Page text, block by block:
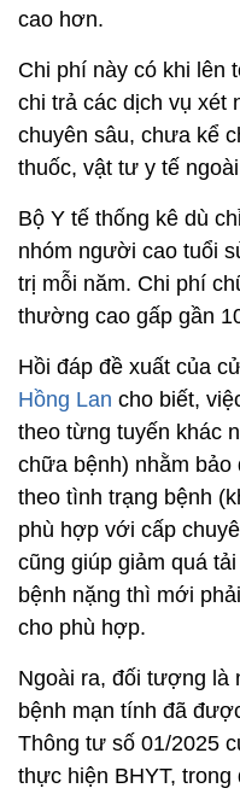
cao hơn.
Chi phí này có khi lên
chi trả các dịch vụ xét
chuyên sâu, chưa kể
thuốc, vật tư y tế
Bộ Y tế thống kê dù
nhóm người cao tuổi
trị mỗi năm. Chi phí
thường cao gấp gần
Hồi đáp đề xuất của
Hồng Lan cho biết,
theo từng tuyến khác
chữa bệnh) nhằm bảo
theo tình trạng bệnh
phù hợp với cấp
cũng giúp giảm quá
bệnh nặng thì mới
cho phù hợp.
Ngoài ra, đối tượng là
bệnh mạn tính đã
Thông tư số 01/2025
thực hiện BHYT, trong